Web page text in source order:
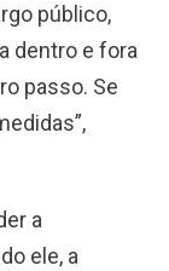
público,
dentro e fora
passo. Se
a
ele, a